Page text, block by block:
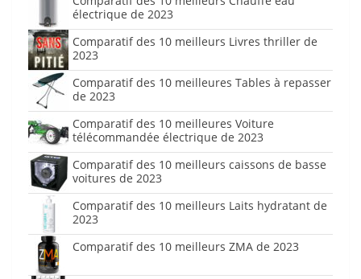
électrique de 2023
Comparatif des 10 meilleurs Livres thriller de
2023
Comparatif des 10 meilleures Tables à repasser
de 2023
Comparatif des 10 meilleures Voiture
télécommandée électrique de 2023
Comparatif des 10 meilleurs caissons de basse
voitures de 2023
Comparatif des 10 meilleurs Laits hydratant de
2023
Comparatif des 10 meilleurs ZMA de 2023